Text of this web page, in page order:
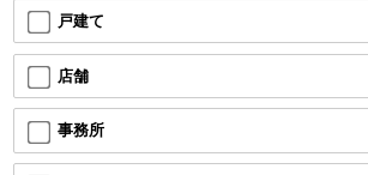
戸建て
店舗
事務所